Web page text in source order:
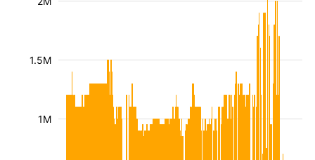
1M
1.5M